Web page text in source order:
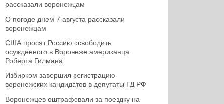
рассказали воронежцам
О погоде днем 7 августа рассказали
воронежцам
США просят Россию освободить
осужденного в Воронеже американца
Роберта Гилмана
Избирком завершил регистрацию
воронежских кандидатов в депутаты ГД РФ
Воронежцев оштрафовали за поездку на